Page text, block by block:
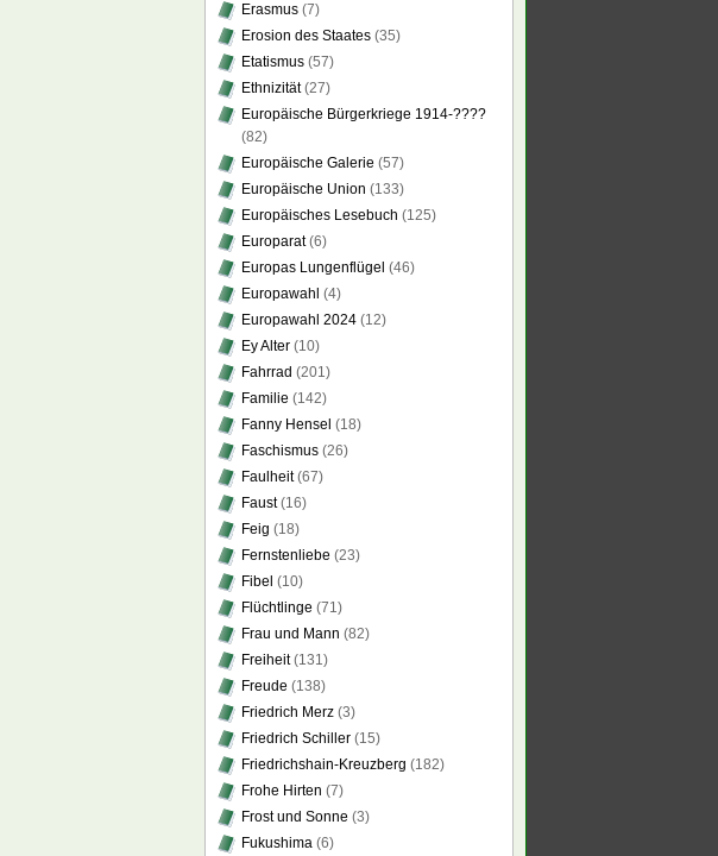
Erasmus (7)
Erosion des Staates (35)
Etatismus (57)
Ethnizität(27)
Europäische Bürgerkriege 1914-????
(82)
Europäische Galerie (57)
Europäische Union (133)
Europäisches Lesebuch (125)
Europarat(6)
Europas Lungenflügel (46)
Europawahl (4)
Europawahl 2024 (12)
Ey Alter (10)
Fahrrad (201)
Familie (142)
Fanny Hensel (18)
Faschismus (26)
Faulheit(67)
Faust(16)
Feig (18)
Fernstenliebe (23)
Fibel (10)
Flüchtlinge (71)
Frau und Mann (82)
Freiheit(131)
Freude (138)
Friedrich Merz (3)
Friedrich Schiller (15)
Friedrichshain-Kreuzberg (182)
Frohe Hirten (7)
Frost und Sonne (3)
Fukushima (6)